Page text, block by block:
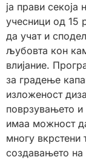
ја прави
учесници од 15
да учат и
љубовта кон
влијание.
за градење
изложеност
поврзувањето
имаа можност
многу вкрстени
создавањето